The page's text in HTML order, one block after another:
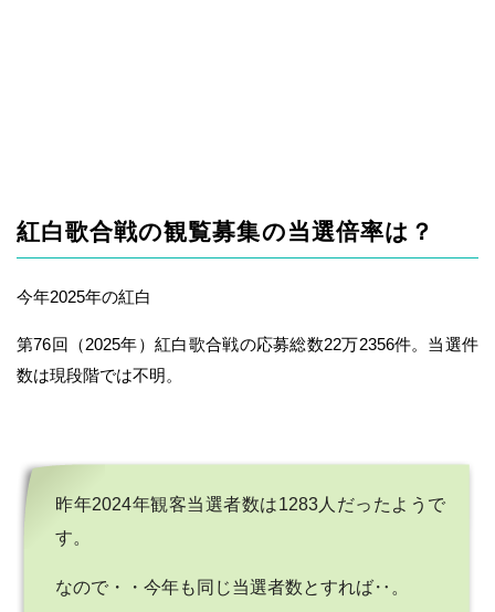
紅白歌合戦の観覧募集の当選倍率は？
今年2025年の紅白
第76回（2025年）紅白歌合戦の応募総数22万2356件。当選件
数は現段階では不明。
昨年2024年観客当選者数は1283人だったようで
す。
なので・・今年も同じ当選者数とすれば‥。